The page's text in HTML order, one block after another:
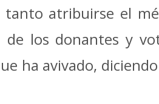
atribuirse el
los donantes y
ha avivado,